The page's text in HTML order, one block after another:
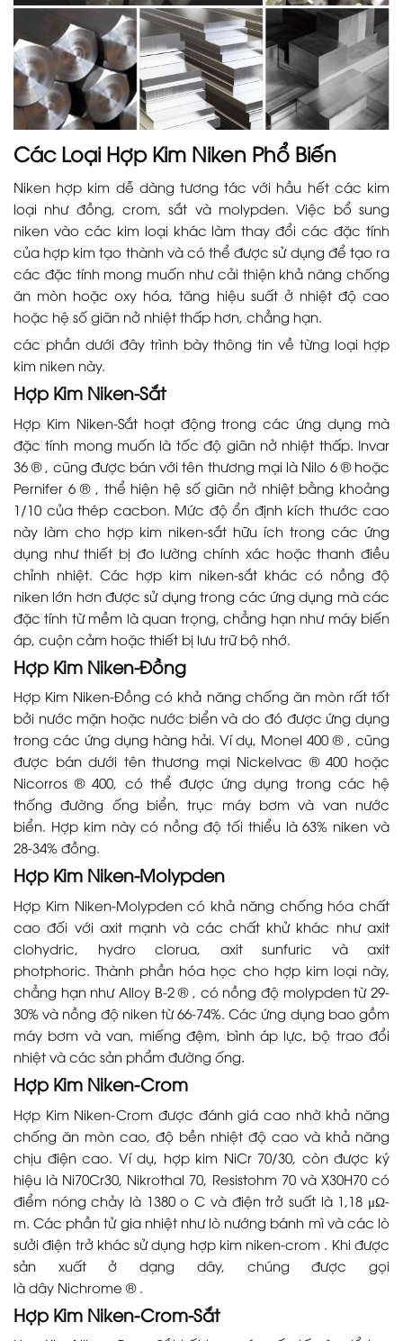
Các Loại Hợp Kim Niken Phổ Biến
Niken hợp kim dễ dàng tương tác với hầu hết các kim
loại như đồng, crom, sắt và molypden. Việc bổ sung
niken vào các kim loại khác làm thay đổi các đặc tính
của hợp kim tạo thành và có thể được sử dụng để tạo ra
các đặc tính mong muốn như cải thiện khả năng chống
ăn mòn hoặc oxy hóa, tăng hiệu suất ở nhiệt độ cao
hoặc hệ số giãn nở nhiệt thấp hơn, chẳng hạn.
các phần dưới đây trình bày thông tin về từng loại hợp
kim niken này.
Hợp Kim Niken-Sắt
Hợp Kim Niken-Sắt hoạt động trong các ứng dụng mà
đặc tính mong muốn là tốc độ giãn nở nhiệt thấp. Invar
36 ® , cũng được bán với tên thương mại là Nilo 6 ® hoặc
Pernifer 6 ® , thể hiện hệ số giãn nở nhiệt bằng khoảng
1/10 của thép cacbon. Mức độ ổn định kích thước cao
này làm cho hợp kim niken-sắt hữu ích trong các ứng
dụng như thiết bị đo lường chính xác hoặc thanh điều
chỉnh nhiệt. Các hợp kim niken-sắt khác có nồng độ
niken lớn hơn được sử dụng trong các ứng dụng mà các
đặc tính từ mềm là quan trọng, chẳng hạn như máy biến
áp, cuộn cảm hoặc thiết bị lưu trữ bộ nhớ.
Hợp Kim Niken-Đồng
Hợp Kim Niken-Đồng có khả năng chống ăn mòn rất tốt
bởi nước mặn hoặc nước biển và do đó được ứng dụng
trong các ứng dụng hàng hải. Ví dụ, Monel 400 ® , cũng
được bán dưới tên thương mại Nickelvac ® 400 hoặc
Nicorros ® 400, có thể được ứng dụng trong các hệ
thống đường ống biển, trục máy bơm và van nước
biển. Hợp kim này có nồng độ tối thiểu là 63% niken và
28-34% đồng.
Hợp Kim Niken-Molypden
Hợp Kim Niken-Molypden có khả năng chống hóa chất
cao đối với axit mạnh và các chất khử khác như axit
clohydric, hydro clorua, axit sunfuric và axit
photphoric. Thành phần hóa học cho hợp kim loại này,
chẳng hạn như Alloy B-2 ® , có nồng độ molypden từ 29-
30% và nồng độ niken từ 66-74%. Các ứng dụng bao gồm
máy bơm và van, miếng đệm, bình áp lực, bộ trao đổi
nhiệt và các sản phẩm đường ống.
Hợp Kim Niken-Crom
Hợp Kim Niken-Crom được đánh giá cao nhờ khả năng
chống ăn mòn cao, độ bền nhiệt độ cao và khả năng
chịu điện cao. Ví dụ, hợp kim NiCr 70/30, còn được ký
hiệu là Ni70Cr30, Nikrothal 70, Resistohm 70 và X30H70 có
điểm nóng chảy là 1380 o C và điện trở suất là 1,18 μΩ-
m. Các phần tử gia nhiệt như lò nướng bánh mì và các lò
sưởi điện trở khác sử dụng hợp kim niken-crom . Khi được
sản xuất ở dạng dây, chúng được gọi
là dây Nichrome ® .
Hợp Kim Niken-Crom-Sắt